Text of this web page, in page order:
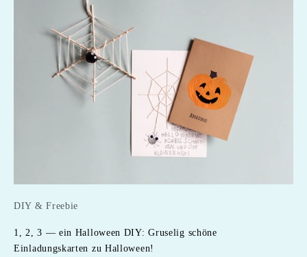
DIY & Freebie
1, 2, 3 — ein Halloween DIY: Gruselig schöne
Einladungskarten zu Halloween!